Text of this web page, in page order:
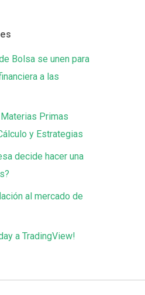
Bolsa se unen para
a las
Primas
y Estrategias
decide hacer una
al mercado de
a TradingView!